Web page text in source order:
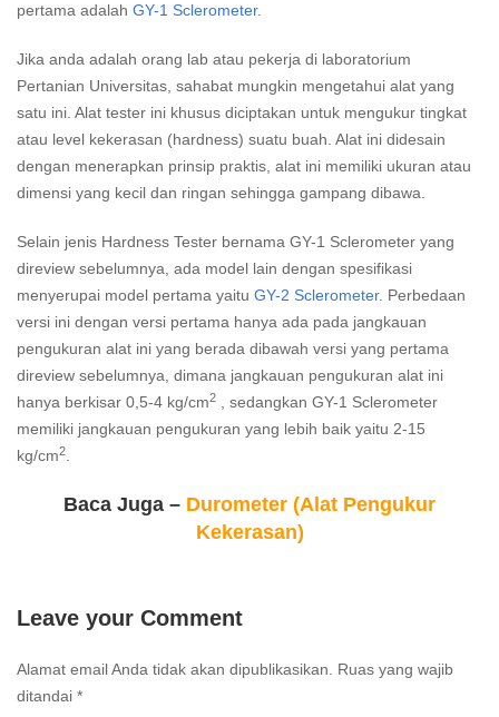
pertama adalah GY-1 Sclerometer.
Jika anda adalah orang lab atau pekerja di laboratorium
Pertanian Universitas, sahabat mungkin mengetahui alat yang
satu ini. Alat tester ini khusus diciptakan untuk mengukur tingkat
atau level kekerasan (hardness) suatu buah. Alat ini didesain
dengan menerapkan prinsip praktis, alat ini memiliki ukuran atau
dimensi yang kecil dan ringan sehingga gampang dibawa.
Selain jenis Hardness Tester bernama GY-1 Sclerometer yang
direview sebelumnya, ada model lain dengan spesifikasi
menyerupai model pertama yaitu GY-2 Sclerometer. Perbedaan
versi ini dengan versi pertama hanya ada pada jangkauan
pengukuran alat ini yang berada dibawah versi yang pertama
direview sebelumnya, dimana jangkauan pengukuran alat ini
hanya berkisar 0,5-4 kg/cm2
, sedangkan GY-1 Sclerometer
memiliki jangkauan pengukuran yang lebih baik yaitu 2-15
kg/cm2
Baca Juga – Durometer (Alat Pengukur
Kekerasan)
Leave your Comment
Alamat email Anda tidak akan dipublikasikan.
Ruas yang wajib
ditandai *